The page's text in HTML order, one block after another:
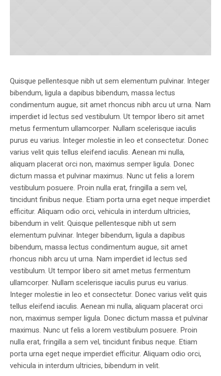
Quisque pellentesque nibh ut sem elementum pulvinar. Integer
bibendum, ligula a dapibus bibendum, massa lectus
condimentum augue, sit amet rhoncus nibh arcu ut urna. Nam
imperdiet id lectus sed vestibulum. Ut tempor libero sit amet
metus fermentum ullamcorper. Nullam scelerisque iaculis
purus eu varius. Integer molestie in leo et consectetur. Donec
varius velit quis tellus eleifend iaculis. Aenean mi nulla,
aliquam placerat orci non, maximus semper ligula. Donec
dictum massa et pulvinar maximus. Nunc ut felis a lorem
vestibulum posuere. Proin nulla erat, fringilla a sem vel,
tincidunt finibus neque. Etiam porta urna eget neque imperdiet
efficitur. Aliquam odio orci, vehicula in interdum ultricies,
bibendum in velit. Quisque pellentesque nibh ut sem
elementum pulvinar. Integer bibendum, ligula a dapibus
bibendum, massa lectus condimentum augue, sit amet
rhoncus nibh arcu ut urna. Nam imperdiet id lectus sed
vestibulum. Ut tempor libero sit amet metus fermentum
ullamcorper. Nullam scelerisque iaculis purus eu varius.
Integer molestie in leo et consectetur. Donec varius velit quis
tellus eleifend iaculis. Aenean mi nulla, aliquam placerat orci
non, maximus semper ligula. Donec dictum massa et pulvinar
maximus. Nunc ut felis a lorem vestibulum posuere. Proin
nulla erat, fringilla a sem vel, tincidunt finibus neque. Etiam
porta urna eget neque imperdiet efficitur. Aliquam odio orci,
vehicula in interdum ultricies, bibendum in velit.